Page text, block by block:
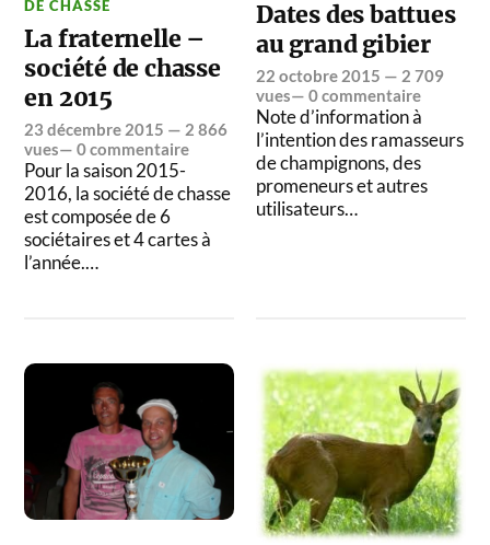
DE CHASSE
La fraternelle –
société de chasse
en 2015
23 décembre 2015 — 2 866
vues—0 commentaire
Pour la saison 2015-
2016, la société de chasse
est composée de 6
sociétaires et 4 cartes à
l’année.…
Dates des battues
au grand gibier
22 octobre 2015 — 2 709
vues—0 commentaire
Note d’information à
l’intention des ramasseurs
de champignons, des
promeneurs et autres
utilisateurs…